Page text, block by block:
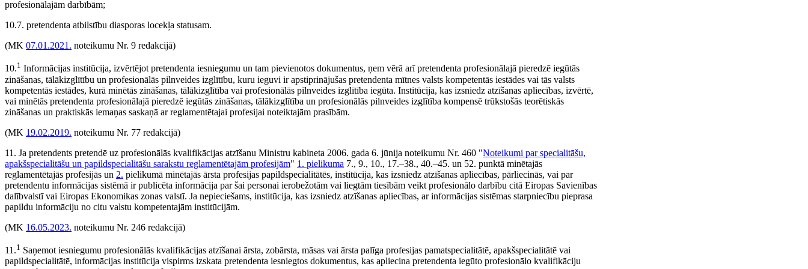
profesionālajām darbībām;
10.7. pretendenta atbilstību diasporas locekļa statusam.
(MK 07.01.2021. noteikumu Nr. 9 redakcijā)
10.1 Informācijas institūcija, izvērtējot pretendenta iesniegumu un tam pievienotos dokumentus, ņem vērā arī pretendenta profesionālajā pieredzē iegūtās
zināšanas, tālākizglītību un profesionālās pilnveides izglītību, kuru ieguvi ir apstiprinājušas pretendenta mītnes valsts kompetentās iestādes vai tās valsts
kompetentās iestādes, kurā minētās zināšanas, tālākizglītība vai profesionālās pilnveides izglītība iegūta. Institūcija, kas izsniedz atzīšanas apliecības, izvērtē,
vai minētās pretendenta profesionālajā pieredzē iegūtās zināšanas, tālākizglītība un profesionālās pilnveides izglītība kompensē trūkstošās teorētiskās
zināšanas un praktiskās iemaņas saskaņā ar reglamentētajai profesijai noteiktajām prasībām.
(MK 19.02.2019. noteikumu Nr. 77 redakcijā)
11. Ja pretendents pretendē uz profesionālās kvalifikācijas atzīšanu Ministru kabineta 2006. gada 6. jūnija noteikumu Nr. 460 "Noteikumi par specialitāšu,
apakšspecialitāšu un papildspecialitāšu sarakstu reglamentētajām profesijām" 1. pielikuma 7., 9., 10., 17.–38., 40.–45. un 52. punktā minētajās
reglamentētajās profesijās un 2. pielikumā minētajās ārsta profesijas papildspecialitātēs, institūcija, kas izsniedz atzīšanas apliecības, pārliecinās, vai par
pretendentu informācijas sistēmā ir publicēta informācija par šai personai ierobežotām vai liegtām tiesībām veikt profesionālo darbību citā Eiropas Savienības
dalībvalstī vai Eiropas Ekonomikas zonas valstī. Ja nepieciešams, institūcija, kas izsniedz atzīšanas apliecības, ar informācijas sistēmas starpniecību pieprasa
papildu informāciju no citu valstu kompetentajām institūcijām.
(MK 16.05.2023. noteikumu Nr. 246 redakcijā)
11.1 Saņemot iesniegumu profesionālās kvalifikācijas atzīšanai ārsta, zobārsta, māsas vai ārsta palīga profesijas pamatspecialitātē, apakšspecialitātē vai
papildspecialitātē, informācijas institūcija vispirms izskata pretendenta iesniegtos dokumentus, kas apliecina pretendenta iegūto profesionālo kvalifikāciju